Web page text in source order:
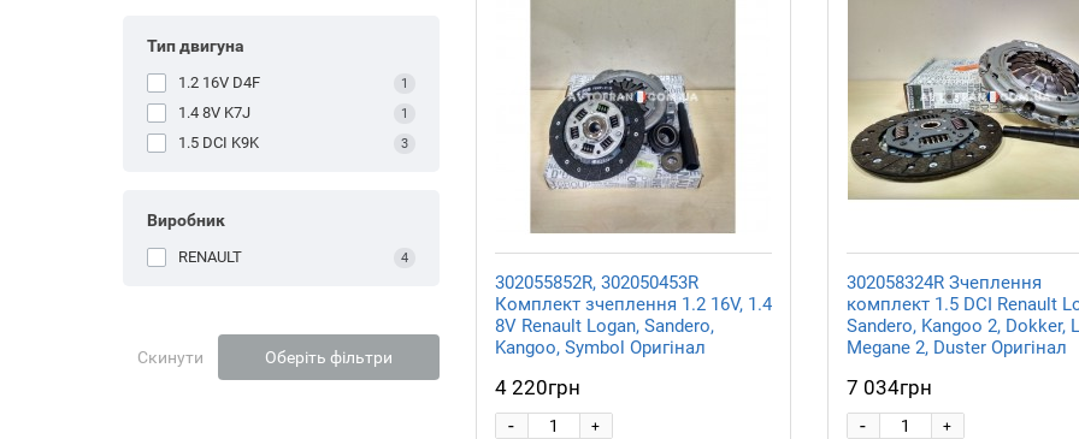
Тип двигуна
1.2 16V D4F 1
1.4 8V K7J 1
1.5 DCI K9K 3
Виробник
RENAULT 4
Скинути Оберіть фільтри
302055852R, 302050453R
Комплект зчеплення 1.2 16V, 1.4
8V Renault Logan, Sandero,
Kangoo, Symbol Оригінал
4 220грн
+
-
302058324R Зчеплення
комплект 1.5 DCI Renault
Sandero, Kangoo 2, Dokker,
Megane 2, Duster Оригінал
7 034грн
+
-